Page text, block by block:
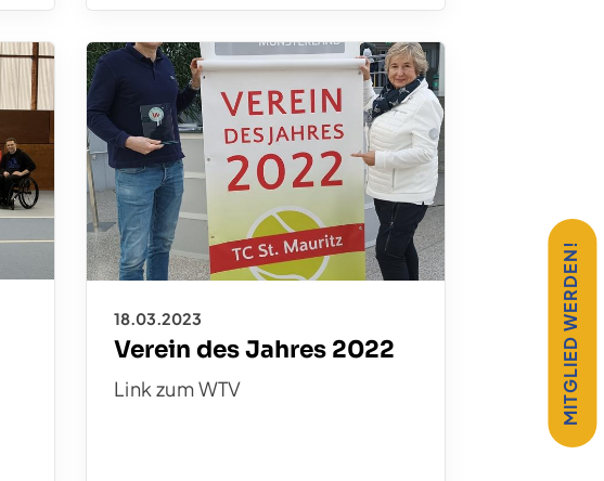
18.03.2023
Verein des Jahres 2022
Link zum WTV MITGLIED WERDEN!